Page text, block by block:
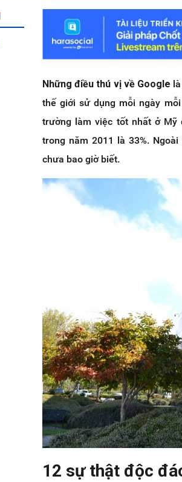
Những điều thú vị về Google
thế giới sử dụng mỗi ngày
trường làm việc tốt nhất ở Mỹ
trong năm 2011 là 33%.
chưa bao giờ biết.
12 sự thật độc